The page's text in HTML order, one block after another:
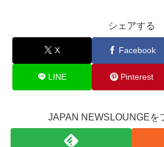
シェアする
X Facebook
LINE Pinterest
JAPAN NEWSLOUNGEを